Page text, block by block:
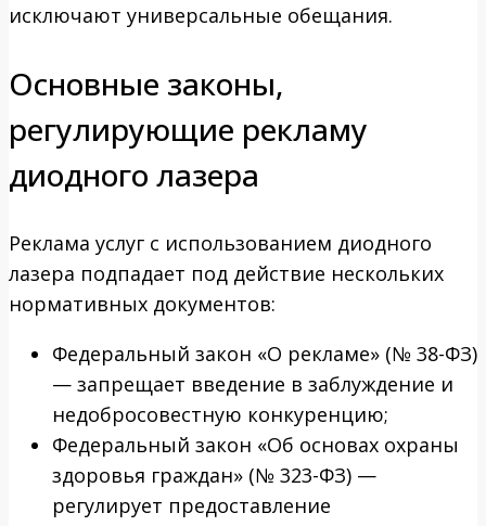
исключают универсальные обещания.
Основные законы,
регулирующие рекламу
диодного лазера
Реклама услуг с использованием диодного
лазера подпадает под действие нескольких
нормативных документов:
Федеральный закон «О рекламе» (№ 38-ФЗ)
— запрещает введение в заблуждение и
недобросовестную конкуренцию;
Федеральный закон «Об основах охраны
здоровья граждан» (№ 323-ФЗ) —
регулирует предоставление